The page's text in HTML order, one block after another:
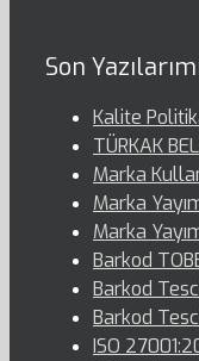
Son
Kalite
TÜRKAK
Marka
Marka
Marka
Barkod
Barkod
Barkod
ISO